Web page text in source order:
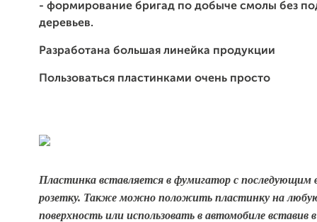
- формирование бригад по добыче смолы без
деревьев.
Разработана большая линейка продукции
Пользоваться пластинками очень просто
Пластинка вставляется в фумигатор с последующим
розетку. Также можно положить пластинку на
поверхность или использовать в автомобиле вставив в